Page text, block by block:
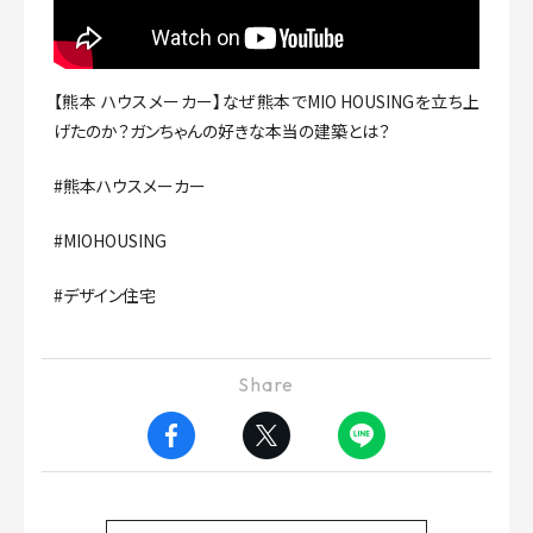
【熊本 ハウスメーカー】なぜ熊本でMIO HOUSINGを立ち上
げたのか？ガンちゃんの好きな本当の建築とは？
#熊本ハウスメーカー
#MIOHOUSING
#デザイン住宅
Share